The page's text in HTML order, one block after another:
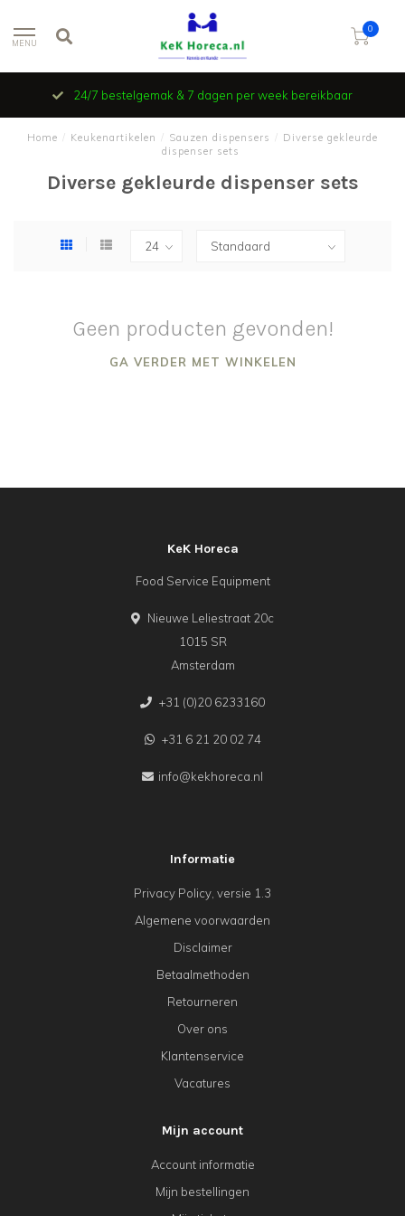
MENU
0
24/7 bestelgemak & 7 dagen per week bereikbaar
Home Keukenartikelen Sauzen dispensers
Diverse gekleurde
dispenser sets
Diverse gekleurde dispenser sets
Geen producten gevonden!
GA VERDER MET WINKELEN
KeK Horeca
Food Service Equipment
Nieuwe Leliestraat 20c
1015 SR
Amsterdam
+31 (0)20 6233160
+31 6 21 20 02 74
info@kekhoreca.nl
Informatie
Privacy Policy, versie 1.3
Algemene voorwaarden
Disclaimer
Betaalmethoden
Retourneren
Over ons
Klantenservice
Vacatures
Mijn account
Account informatie
Mijn bestellingen